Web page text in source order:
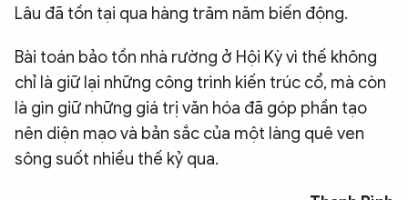
Lâu đã tồn tại qua hàng trăm năm biến động.
Bài toán bảo tồn nhà rường ở Hội Kỳ vì thế không
chỉ là giữ lại những công trình kiến trúc cổ, mà còn
là gìn giữ những giá trị văn hóa đã góp phần tạo
nên diện mạo và bản sắc của một làng quê ven
sông suốt nhiều thế kỷ qua.